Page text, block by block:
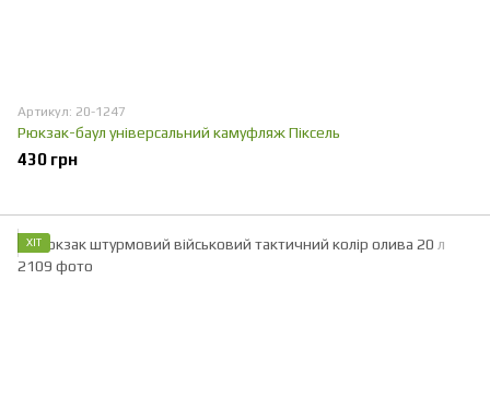
Артикул: 20-1247
Рюкзак-баул універсальний камуфляж Піксель
430 грн
ХІТ